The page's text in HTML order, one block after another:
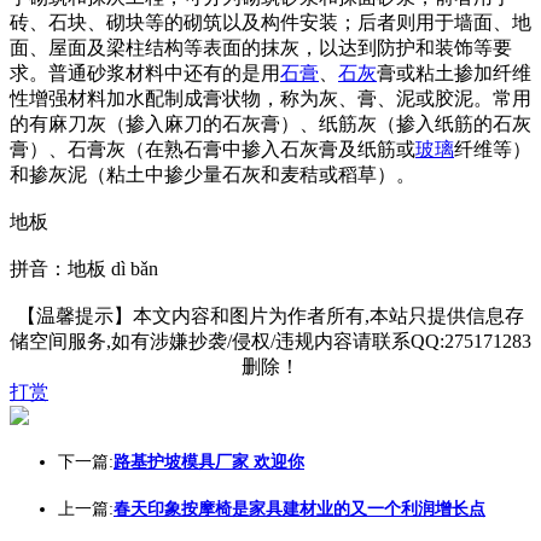
砖、石块、砌块等的砌筑以及构件安装；后者则用于墙面、地
面、屋面及梁柱结构等表面的抹灰，以达到防护和装饰等要
求。普通砂浆材料中还有的是用石膏 石灰膏或粘土掺加纤维
性增强材料加水配制成膏状物，称为灰、膏、泥或胶泥。常用
的有麻刀灰（掺入麻刀的石灰膏）、纸筋灰（掺入纸筋的石灰
膏）、石膏灰（在熟石膏中掺入石灰膏及纸筋或玻璃纤维等）
和掺灰泥（粘土中掺少量石灰和麦秸或稻草）。
地板
拼音：地板 dì bǎn
【温馨提示】本文内容和图片为作者所有,本站只提供信息存
储空间服务,如有涉嫌抄袭/侵权/违规内容请联系QQ:275171283
删除！
打赏
下一篇:路基护坡模具厂家 欢迎你
上一篇:春天印象按摩椅是家具建材业的又一个利润增长点